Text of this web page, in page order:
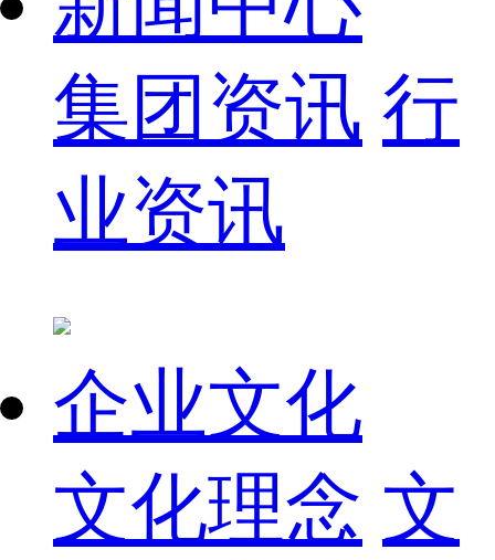
集团资讯 行
业资讯
企业文化
文化理念 文